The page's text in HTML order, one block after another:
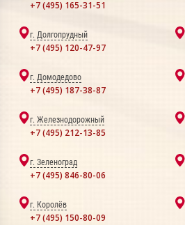
+7 (495) 165-31-51
г. Долгопрудный
+7 (495) 120-47-97
г. Домодедово
+7 (495) 187-38-87
г. Железнодорожный
+7 (495) 212-13-85
г. Зеленоград
+7 (495) 846-80-06
г. Королёв
+7 (495) 150-80-09